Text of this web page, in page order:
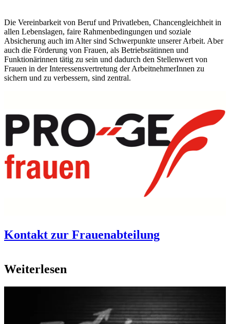
Die Vereinbarkeit von Beruf und Privatleben, Chancengleichheit in
allen Lebenslagen, faire Rahmenbedingungen und soziale
Absicherung auch im Alter sind Schwerpunkte unserer Arbeit. Aber
auch die Förderung von Frauen, als Betriebsrätinnen und
Funktionärinnen tätig zu sein und dadurch den Stellenwert von
Frauen in der Interessensvertretung der ArbeitnehmerInnen zu
sichern und zu verbessern, sind zentral.
Kontakt zur Frauenabteilung
Weiterlesen